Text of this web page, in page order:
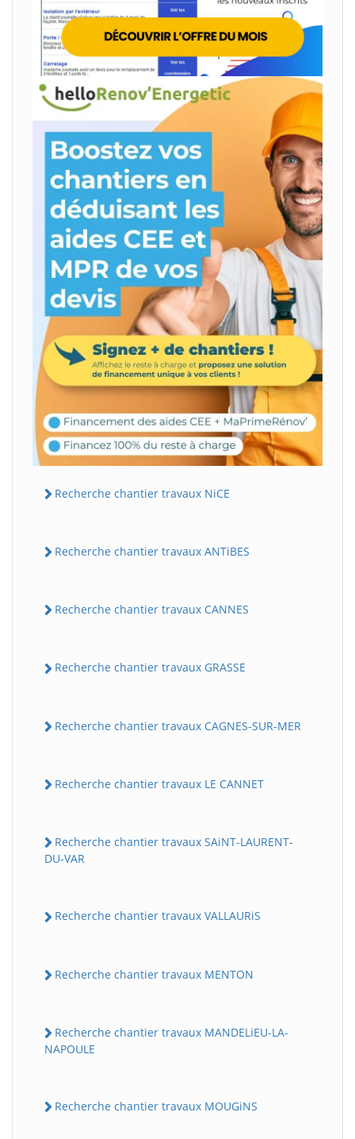
Recherche chantier travaux NiCE
Recherche chantier travaux ANTiBES
Recherche chantier travaux CANNES
Recherche chantier travaux GRASSE
Recherche chantier travaux CAGNES-SUR-MER
Recherche chantier travaux LE CANNET
Recherche chantier travaux SAiNT-LAURENT-
DU-VAR
Recherche chantier travaux VALLAURiS
Recherche chantier travaux MENTON
Recherche chantier travaux MANDELiEU-LA-
NAPOULE
Recherche chantier travaux MOUGiNS